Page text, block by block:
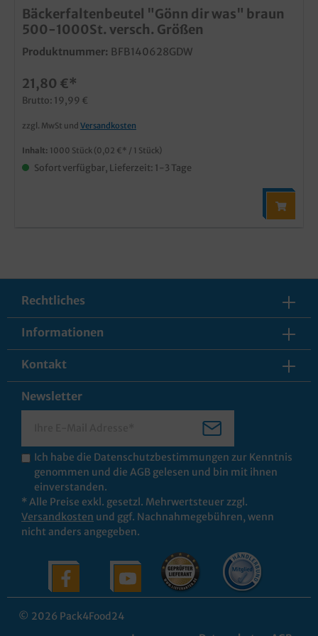
Bäckerfaltenbeutel "Gönn dir was" braun
500-1000St. versch. Größen
Produktnummer: BFB140628GDW
21,80 €*
Brutto: 19,99 €
zzgl. MwSt und Versandkosten
Inhalt: 1000 Stück (0,02 €* / 1 Stück)
Sofort verfügbar, Lieferzeit: 1-3 Tage
Rechtliches
Informationen
Kontakt
Newsletter
Ich habe die Datenschutzbestimmungen zur Kenntnis
genommen und die AGB gelesen und bin mit ihnen
einverstanden.
* Alle Preise exkl. gesetzl. Mehrwertsteuer zzgl.
Versandkosten und ggf. Nachnahmegebühren, wenn
nicht anders angegeben.
© 2026 Pack4Food24